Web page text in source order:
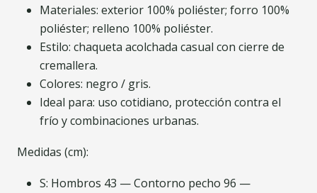
Materiales: exterior 100% poliéster; forro 100%
poliéster; relleno 100% poliéster.
Estilo: chaqueta acolchada casual con cierre de
cremallera.
Colores: negro / gris.
Ideal para: uso cotidiano, protección contra el
frío y combinaciones urbanas.
Medidas (cm):
S: Hombros 43 — Contorno pecho 96 —